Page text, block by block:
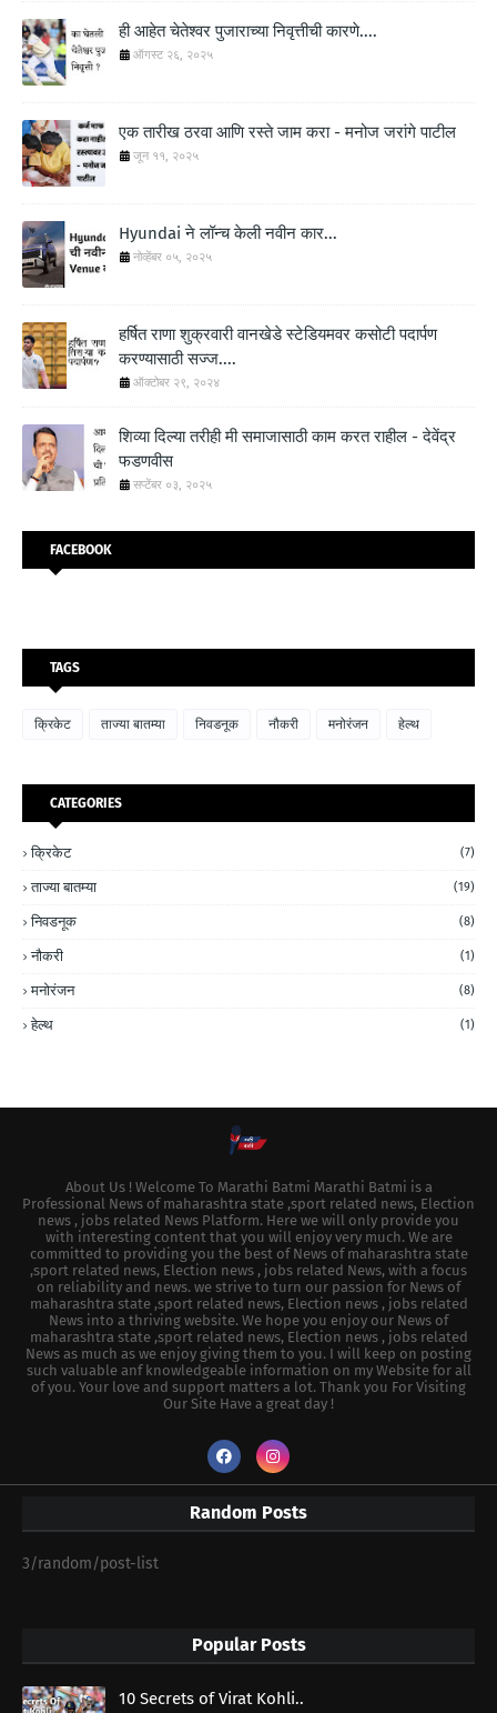
ही आहेत चेतेश्वर पुजाराच्या निवृत्तीची कारणे....
ऑगस्ट २६, २०२५
एक तारीख ठरवा आणि रस्ते जाम करा - मनोज जरांगे पाटील
जून ११, २०२५
Hyundai ने लॉन्च केली नवीन कार...
नोव्हेंबर ०५, २०२५
हर्षित राणा शुक्रवारी वानखेडे स्टेडियमवर कसोटी पदार्पण
करण्यासाठी सज्ज....
ऑक्टोबर २९, २०२४
शिव्या दिल्या तरीही मी समाजासाठी काम करत राहील - देवेंद्र
फडणवीस
सप्टेंबर ०३, २०२५
FACEBOOK
TAGS
क्रिकेट ताज्या बातम्या निवडनूक नौकरी मनोरंजन हेल्थ
CATEGORIES
क्रिकेट (7)
ताज्या बातम्या (19)
निवडनूक (8)
नौकरी (1)
मनोरंजन (8)
हेल्थ (1)
About Us ! Welcome To Marathi Batmi Marathi Batmi is a
Professional News of maharashtra state ,sport related news, Election
news , jobs related News Platform. Here we will only provide you
with interesting content that you will enjoy very much. We are
committed to providing you the best of News of maharashtra state
,sport related news, Election news , jobs related News, with a focus
on reliability and news. we strive to turn our passion for News of
maharashtra state ,sport related news, Election news , jobs related
News into a thriving website. We hope you enjoy our News of
maharashtra state ,sport related news, Election news , jobs related
News as much as we enjoy giving them to you. I will keep on posting
such valuable anf knowledgeable information on my Website for all
of you. Your love and support matters a lot. Thank you For Visiting
Our Site Have a great day !
Random Posts
3/random/post-list
Popular Posts
10 Secrets of Virat Kohli..